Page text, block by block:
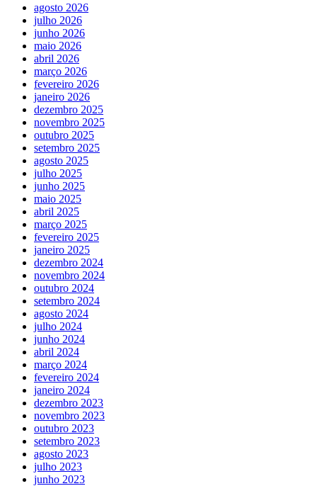
agosto 2026
julho 2026
junho 2026
maio 2026
abril 2026
março 2026
fevereiro 2026
janeiro 2026
dezembro 2025
novembro 2025
outubro 2025
setembro 2025
agosto 2025
julho 2025
junho 2025
maio 2025
abril 2025
março 2025
fevereiro 2025
janeiro 2025
dezembro 2024
novembro 2024
outubro 2024
setembro 2024
agosto 2024
julho 2024
junho 2024
abril 2024
março 2024
fevereiro 2024
janeiro 2024
dezembro 2023
novembro 2023
outubro 2023
setembro 2023
agosto 2023
julho 2023
junho 2023